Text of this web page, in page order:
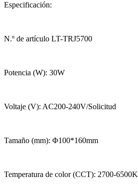
Especificación:
N.º de artículo LT-TRJ5700
Potencia (W): 30W
Voltaje (V): AC200-240V/Solicitud
Tamaño (mm): Φ100*160mm
Temperatura de color (CCT): 2700-6500K